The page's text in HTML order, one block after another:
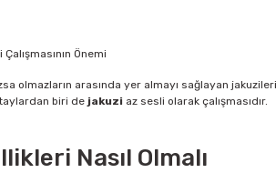
olmazların arasında yer almayı sağlayan
biri de jakuzi az sesli olarak çalışmasıdır.
Nasıl Olmalı